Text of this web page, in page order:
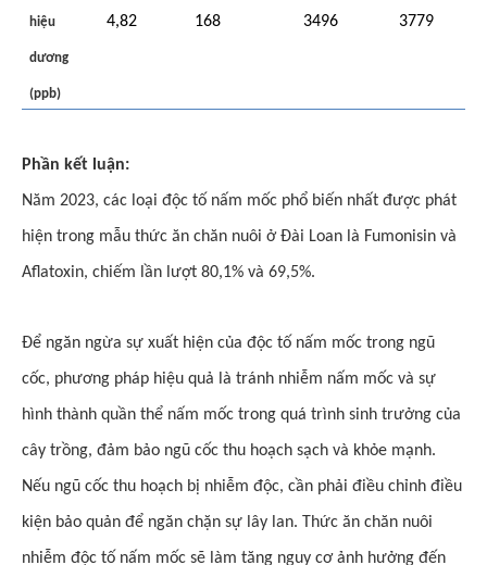
hiệu
dương
(ppb)
4,82 168 3496 3779
Phần kết luận:
Năm 2023, các loại độc tố nấm mốc phổ biến nhất được phát
hiện trong mẫu thức ăn chăn nuôi ở Đài Loan là Fumonisin và
Aflatoxin, chiếm lần lượt 80,1% và 69,5%.
Để ngăn ngừa sự xuất hiện của độc tố nấm mốc trong ngũ
cốc, phương pháp hiệu quả là tránh nhiễm nấm mốc và sự
hình thành quần thể nấm mốc trong quá trình sinh trưởng của
cây trồng, đảm bảo ngũ cốc thu hoạch sạch và khỏe mạnh.
Nếu ngũ cốc thu hoạch bị nhiễm độc, cần phải điều chỉnh điều
kiện bảo quản để ngăn chặn sự lây lan. Thức ăn chăn nuôi
nhiễm độc tố nấm mốc sẽ làm tăng nguy cơ ảnh hưởng đến